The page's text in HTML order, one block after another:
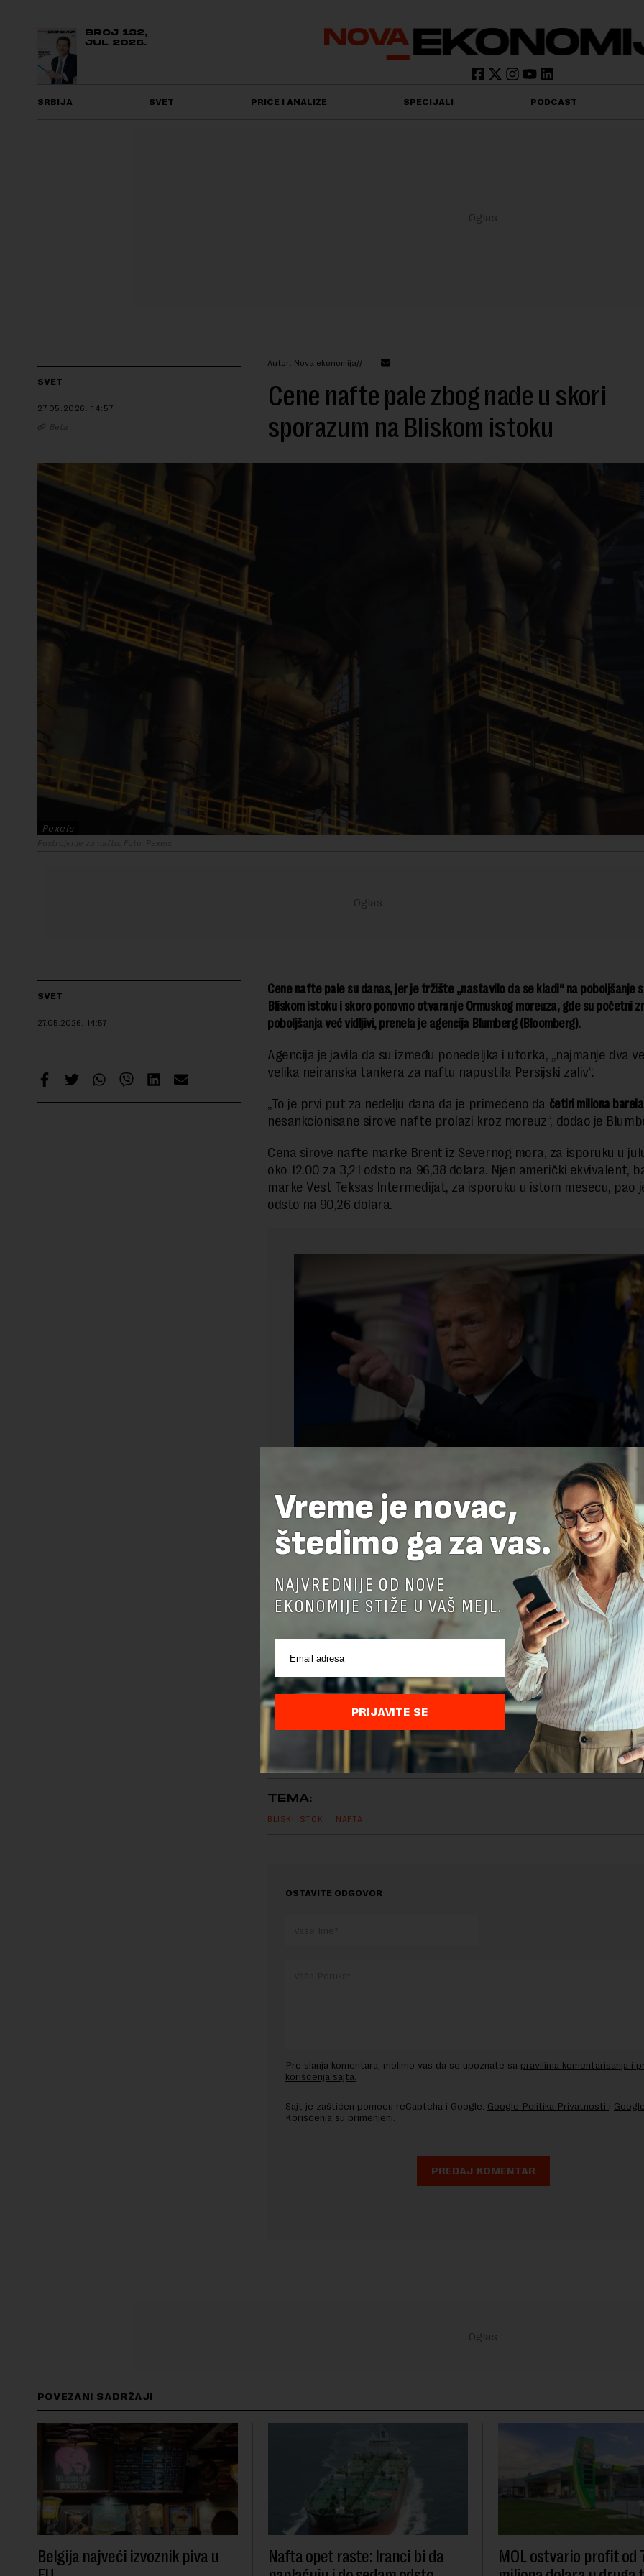
BROJ 132,
JUL 2026.
SRBIJA SVET PRIČE I ANALIZE SPECIJALI PODCAST
SVET
27.05.2026. 14:57
Beta
Autor: Nova ekonomija//
Cene nafte pale zbog nade u skori
sporazum na Bliskom istoku
Pexels
SVET
27.05.2026. 14:57
Cene nafte pale su danas, jer je tržište „nastavilo da se kladi“ na poboljšanje
Bliskom istoku i skoro ponovno otvaranje Ormuskog moreuza, gde su početni
poboljšanja već vidljivi, prenela je agencija Blumberg (Bloomberg).
Agencija je javila da su između ponedeljka i utorka, „najmanje dva
velika neiranska tankera za naftu napustila Persijski zaliv“.
„To je prvi put za nedelju dana da je primećeno da četiri miliona barela
nesankcionisane sirove nafte prolazi kroz moreuz“, dodao je
Cena sirove nafte marke Brent iz Severnog mora, za isporuku u
oko 12.00 za 3,21 odsto na 96,38 dolara. Njen američki ekvivalent,
marke Vest Teksas Intermedijat, za isporuku u istom mesecu, pao
odsto na 90,26 dolara.
Preuzimanje delova teksta je dozvoljeno, ali uz obavezno navođenje izvora i uz
ka izvornom tekstu na novaekonomija.rs
TEMA:
BLISKI ISTOK NAFTA
OSTAVITE ODGOVOR
Pre slanja komentara, molimo vas da se upoznate sa pravilima komentarisanja i
korišćenja sajta.
Sajt je zaštićen pomocu reCaptcha i Google. Google Politika Privatnosti i
Korišćenja su primenjeni.
POVEZANI SADRŽAJI
Belgija najveći izvoznik piva u
Nafta opet raste: Iranci bi da
MOL ostvario profit od
Vreme je novac,
štedimo ga za vas.
NAJVREDNIJE OD NOVE
EKONOMIJE STIŽE U VAŠ MEJL.
PRIJAVITE SE